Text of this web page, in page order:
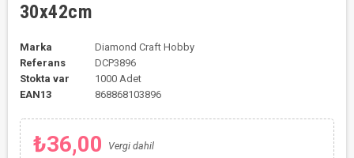
30x42cm
Marka
Diamond Craft Hobby
Referans
DCP3896
Stokta var
1000 Adet
EAN13
868868103896
₺36,00 Vergi dahil